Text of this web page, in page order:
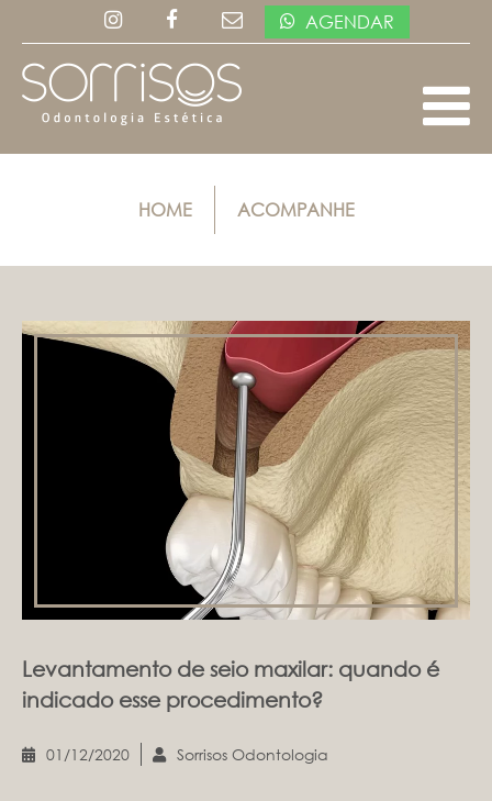
AGENDAR
HOME ACOMPANHE
Levantamento de seio maxilar: quando é
indicado esse procedimento?
01/12/2020 Sorrisos Odontologia